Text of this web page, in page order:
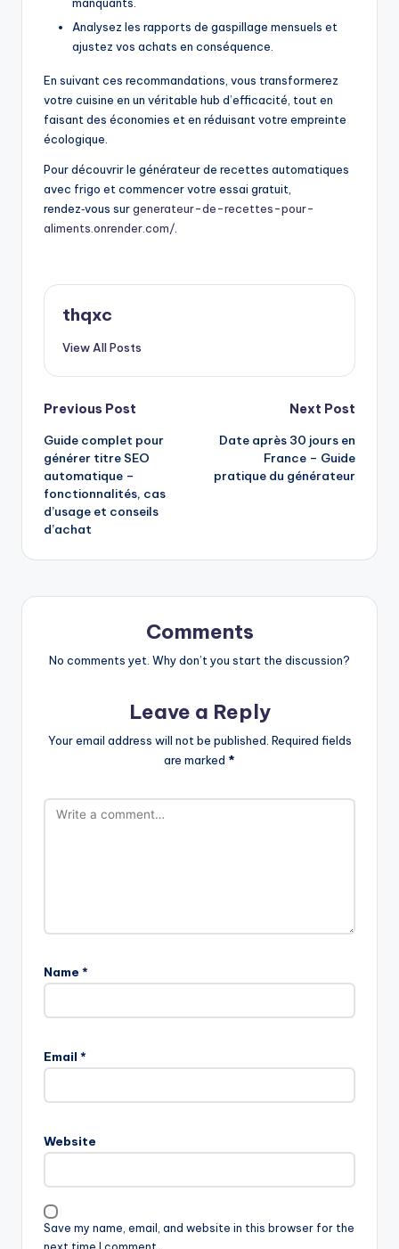
manquants.
Analysez les rapports de gaspillage mensuels et
ajustez vos achats en conséquence.
En suivant ces recommandations, vous transformerez
votre cuisine en un véritable hub d’efficacité, tout en
faisant des économies et en réduisant votre empreinte
écologique.
Pour découvrir le générateur de recettes automatiques
avec frigo et commencer votre essai gratuit,
rendez‑vous surgenerateur-de-recettes-pour-
aliments.onrender.com/.
thqxc
View All Posts
Post
navigation
Previous Post
Guide complet pour
générer titre SEO
automatique –
fonctionnalités, cas
d’usage et conseils
d’achat
Next Post
Date après 30 jours en
France – Guide
pratique du générateur
Comments
No comments yet. Why don’t you start the discussion?
Leave a Reply
Your email address will not be published. Required fields
are marked *
Name *
Email *
Website
Save my name, email, and website in this browser for the